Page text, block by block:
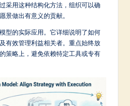
采用这种结构化方法，组织可以确
景做出有意义的贡献。
型的实际应用。它详细说明了如何
有效管理利益相关者。重点始终放
策略上，避免依赖特定工具或专有